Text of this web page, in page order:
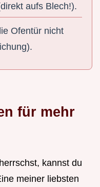
aufs Blech!).
Ofentür nicht
für mehr
kannst du
meiner liebsten